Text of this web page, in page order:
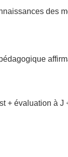
des
+ évaluation à J